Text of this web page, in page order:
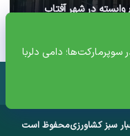
دامی دلربا
در شهر آفتاب
سبز کشاورزیمحفوظ است